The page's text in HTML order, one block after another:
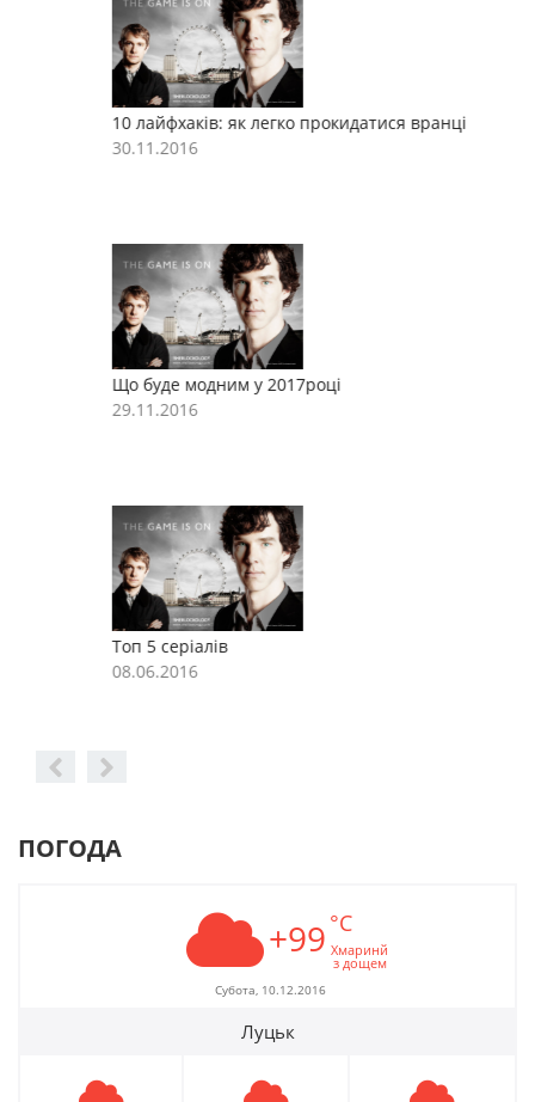
10 лайфхаків: як легко прокидатися вранці
30.11.2016
Що буде модним у 2017році
29.11.2016
Топ 5 серіалів
08.06.2016
ПОГОДА
+99 °C
Хмаринй
з дощем
Субота, 10.12.2016
Луцьк